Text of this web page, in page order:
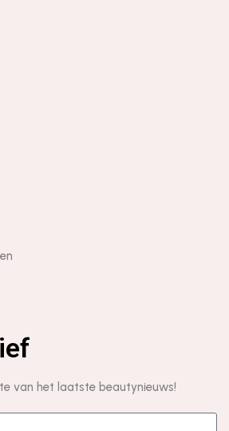
van het laatste beautynieuws!